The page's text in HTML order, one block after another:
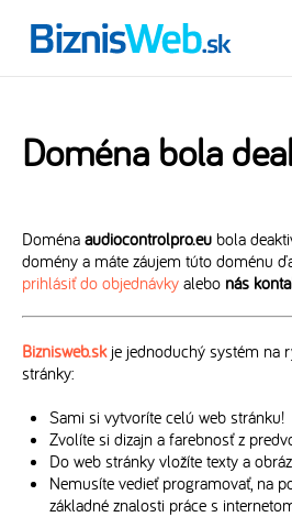
Doména bola
Doména audiocontrolpro.eu bola
domény a máte záujem túto doménu
prihlásiť do objednávky alebo nás
Biznisweb.skje jednoduchý systém na
stránky:
Sami si vytvoríte celú web stránku!
Zvolíte si dizajn a farebnosť z
Do web stránky vložíte texty a
Nemusíte vedieť programovať, na
základné znalosti práce s